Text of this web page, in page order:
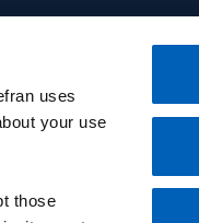
uses
your use
those